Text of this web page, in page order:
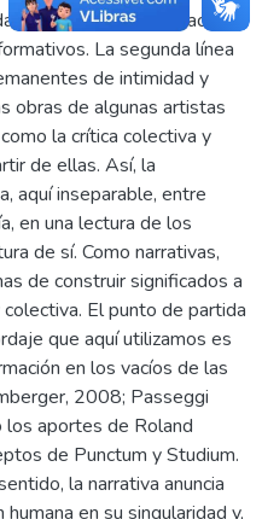
que atraviesa la relación
La segunda línea
de intimidad y
obras de algunas artistas
la crítica colectiva y
de ellas. Así, la
aquí inseparable, entre
en una lectura de los
de sí. Como narrativas,
de construir significados a
El punto de partida
que aquí utilizamos es
en los vacíos de las
2008; Passeggi
aportes de Roland
de Punctum y Studium.
la narrativa anuncia
en su singularidad y,